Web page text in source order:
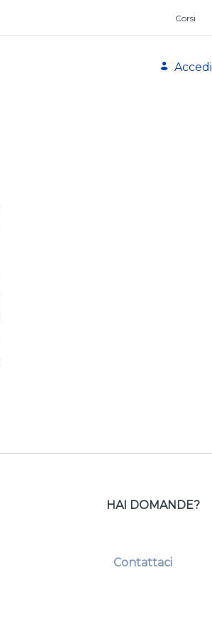
Corsi
Accedi
HAI DOMANDE?
Contattaci